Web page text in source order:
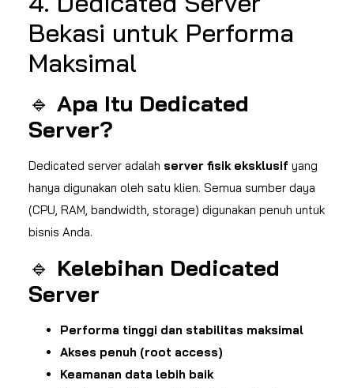
Bekasi untuk Performa
Maksimal
🔹 Apa Itu Dedicated
Server?
Dedicated server adalah server fisik eksklusif yang
hanya digunakan oleh satu klien. Semua sumber daya
(CPU, RAM, bandwidth, storage) digunakan penuh untuk
bisnis Anda.
🔹 Kelebihan Dedicated
Server
Performa tinggi dan stabilitas maksimal
Akses penuh (root access)
Keamanan data lebih baik